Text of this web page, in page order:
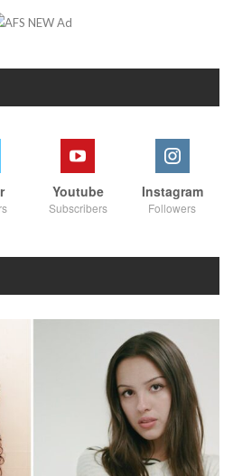
Youtube
Subscribers
Instagram
Followers